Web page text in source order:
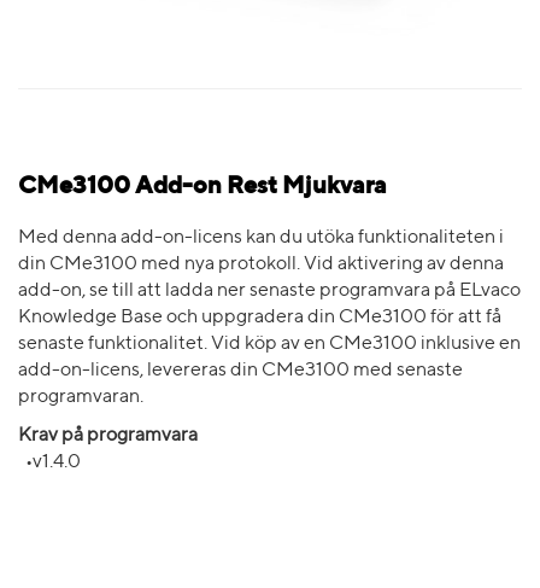
CMe3100 Add-on Rest Mjukvara
Med denna add-on-licens kan du utöka funktionaliteten i
din CMe3100 med nya protokoll. Vid aktivering av denna
add-on, se till att ladda ner senaste programvara på ELvaco
Knowledge Base och uppgradera din CMe3100 för att få
senaste funktionalitet. Vid köp av en CMe3100 inklusive en
add-on-licens, levereras din CMe3100 med senaste
programvaran.
Krav på programvara
•v1.4.0